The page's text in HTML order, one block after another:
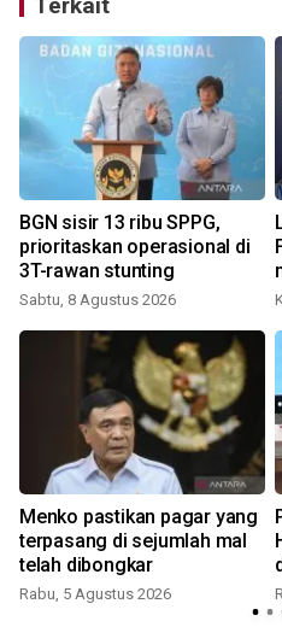
BGN sisir 13 ribu SPPG,
prioritaskan operasional di
3T-rawan stunting
Sabtu, 8 Agustus 2026
Menko pastikan pagar yang
terpasang di sejumlah mal
telah dibongkar
Rabu, 5 Agustus 2026